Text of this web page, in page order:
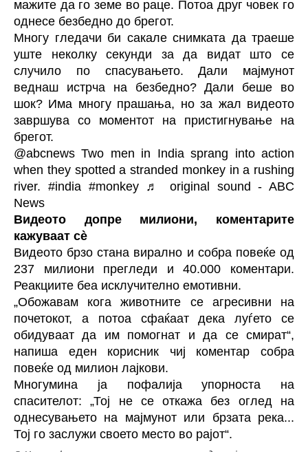
мажите да го земе во раце. Потоа друг човек го
однесе безбедно до брегот.
Многу гледачи би сакале снимката да траеше
уште неколку секунди за да видат што се
случило по спасувањето. Дали мајмунот
веднаш истрча на безбедно? Дали беше во
шок? Има многу прашања, но за жал видеото
завршува со моментот на пристигнување на
брегот.
@abcnews Two men in India sprang into action
when they spotted a stranded monkey in a rushing
river. #india #monkey
♬ original sound - ABC
News
Видеото допре милиони, коментарите
кажуваат сè
Видеото брзо стана вирално и собра повеќе од
237 милиони прегледи и 40.000 коментари.
Реакциите беа исклучително емотивни.
„Обожавам кога животните се агресивни на
почетокот, а потоа сфаќаат дека луѓето се
обидуваат да им помогнат и да се смират“,
напиша еден корисник чиј коментар собра
повеќе од милион лајкови.
Многумина ја пофалија упорноста на
спасителот: „Тој не се откажа без оглед на
однесувањето на мајмунот или брзата река...
Тој го заслужи своето место во рајот“.